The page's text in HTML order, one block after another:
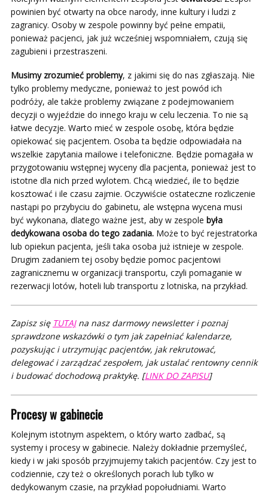
powinien być otwarty na obce narody, inne kultury i ludzi z
zagranicy. Osoby w zespole powinny być pełne empatii,
ponieważ pacjenci, jak już wcześniej wspomniałem, czują się
zagubieni i przestraszeni.
Musimy zrozumieć problemy, z jakimi się do nas zgłaszają. Nie
tylko problemy medyczne, ponieważ to jest powód ich
podróży, ale także problemy związane z podejmowaniem
decyzji o wyjeździe do innego kraju w celu leczenia. To nie są
łatwe decyzje. Warto mieć w zespole osobę, która będzie
opiekować się pacjentem. Osoba ta będzie odpowiadała na
wszelkie zapytania mailowe i telefoniczne. Będzie pomagała w
przygotowaniu wstępnej wyceny dla pacjenta, ponieważ jest to
istotne dla nich przed wylotem. Chcą wiedzieć, ile to będzie
kosztować i ile czasu zajmie. Oczywiście ostateczne rozliczenie
nastąpi po przybyciu do gabinetu, ale wstępna wycena musi
być wykonana, dlatego ważne jest, aby w zespole była
dedykowana osoba do tego zadania. Może to być rejestratorka
lub opiekun pacjenta, jeśli taka osoba już istnieje w zespole.
Drugim zadaniem tej osoby będzie pomoc pacjentowi
zagranicznemu w organizacji transportu, czyli pomaganie w
rezerwacji lotów, hoteli lub transportu z lotniska, na przykład.
Zapisz się TUTAJna nasz darmowy newsletter i poznaj
sprawdzone wskazówki o tym jak zapełniać kalendarze,
pozyskując i utrzymując pacjentów, jak rekrutować,
delegować i zarządzać zespołem, jak ustalać rentowny cennik
i budować dochodową praktykę. [LINK DO ZAPISU]
Procesy w gabinecie
Kolejnym istotnym aspektem, o który warto zadbać, są
systemy i procesy w gabinecie. Należy dokładnie przemyśleć,
kiedy i w jaki sposób przyjmujemy takich pacjentów. Czy jest to
codziennie, czy też o określonych porach lub tylko w
dedykowanym czasie, na przykład popołudniami. Warto